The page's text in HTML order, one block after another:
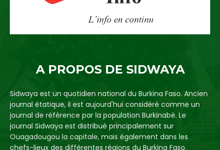
A PROPOS DE SIDWAYA
Sidwaya est un quotidien national du Burkina Faso. Ancien
journal étatique, il est aujourd'hui considéré comme un
journal de référence par la population Burkinabè. Le
journal Sidwaya est distribué principalement sur
Ouagadougou la capitale, mais également dans les
chefs-lieux des différentes régions du Burkina Faso.